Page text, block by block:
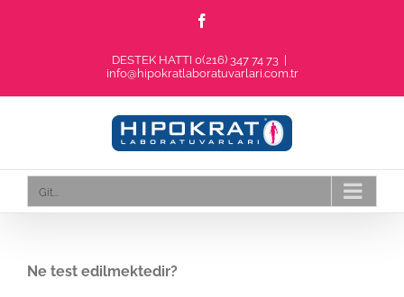
DESTEK HATTI 0(216) 347 74 73
info@hipokratlaboratuvarlari.com.tr
Git...
Ne test edilmektedir?